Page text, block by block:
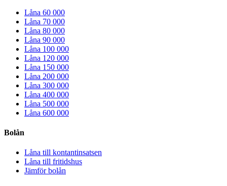
Låna 60 000
Låna 70 000
Låna 80 000
Låna 90 000
Låna 100 000
Låna 120 000
Låna 150 000
Låna 200 000
Låna 300 000
Låna 400 000
Låna 500 000
Låna 600 000
Bolån
Låna till kontantinsatsen
Låna till fritidshus
Jämför bolån